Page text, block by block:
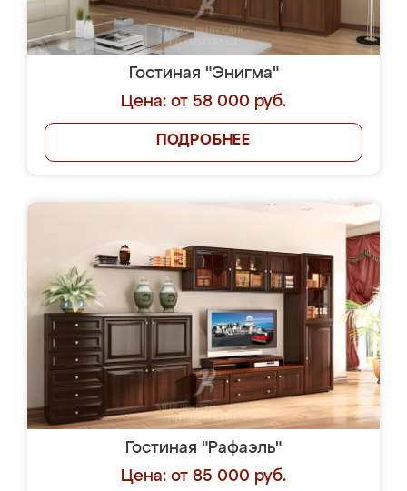
Гостиная "Энигма"
Цена: от 58 000 руб.
ПОДРОБНЕЕ
Гостиная "Рафаэль"
Цена: от 85 000 руб.